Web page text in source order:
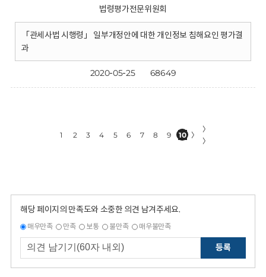
법령평가전문위원회
「관세사법 시행령」 일부개정안에 대한 개인정보 침해요인 평가결
과
2020-05-25 68649
1 2 3 4 5 6 7 8 9 10 〉
〉
〉
해당 페이지의 만족도와 소중한 의견 남겨주세요.
매우만족 만족 보통 불만족 매우불만족
등록